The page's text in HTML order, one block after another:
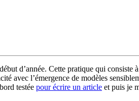
d’année. Cette pratique qui consiste
avec l’émergence de modèles
testée pour écrire un article et puis je